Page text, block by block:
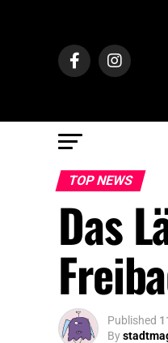
TOP NEWS
Das
Published
By